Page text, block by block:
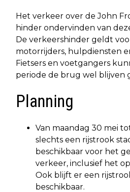
Het verkeer over de John
hinder ondervinden van
De verkeershinder geldt
motorrijders, hulpdiensten
Fietsers en voetgangers
periode de brug wel blijven
Planning
Van maandag 30 mei
slechts een rijstrook
beschikbaar voor het
verkeer, inclusief het
Ook blijft er een
beschikbaar.